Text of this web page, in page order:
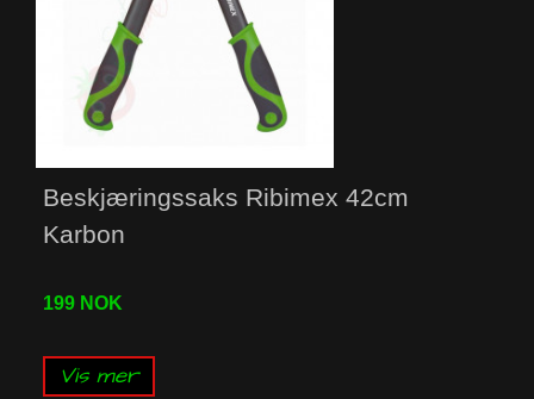
Beskjæringssaks Ribimex 42cm
Karbon
199 NOK
Vis mer